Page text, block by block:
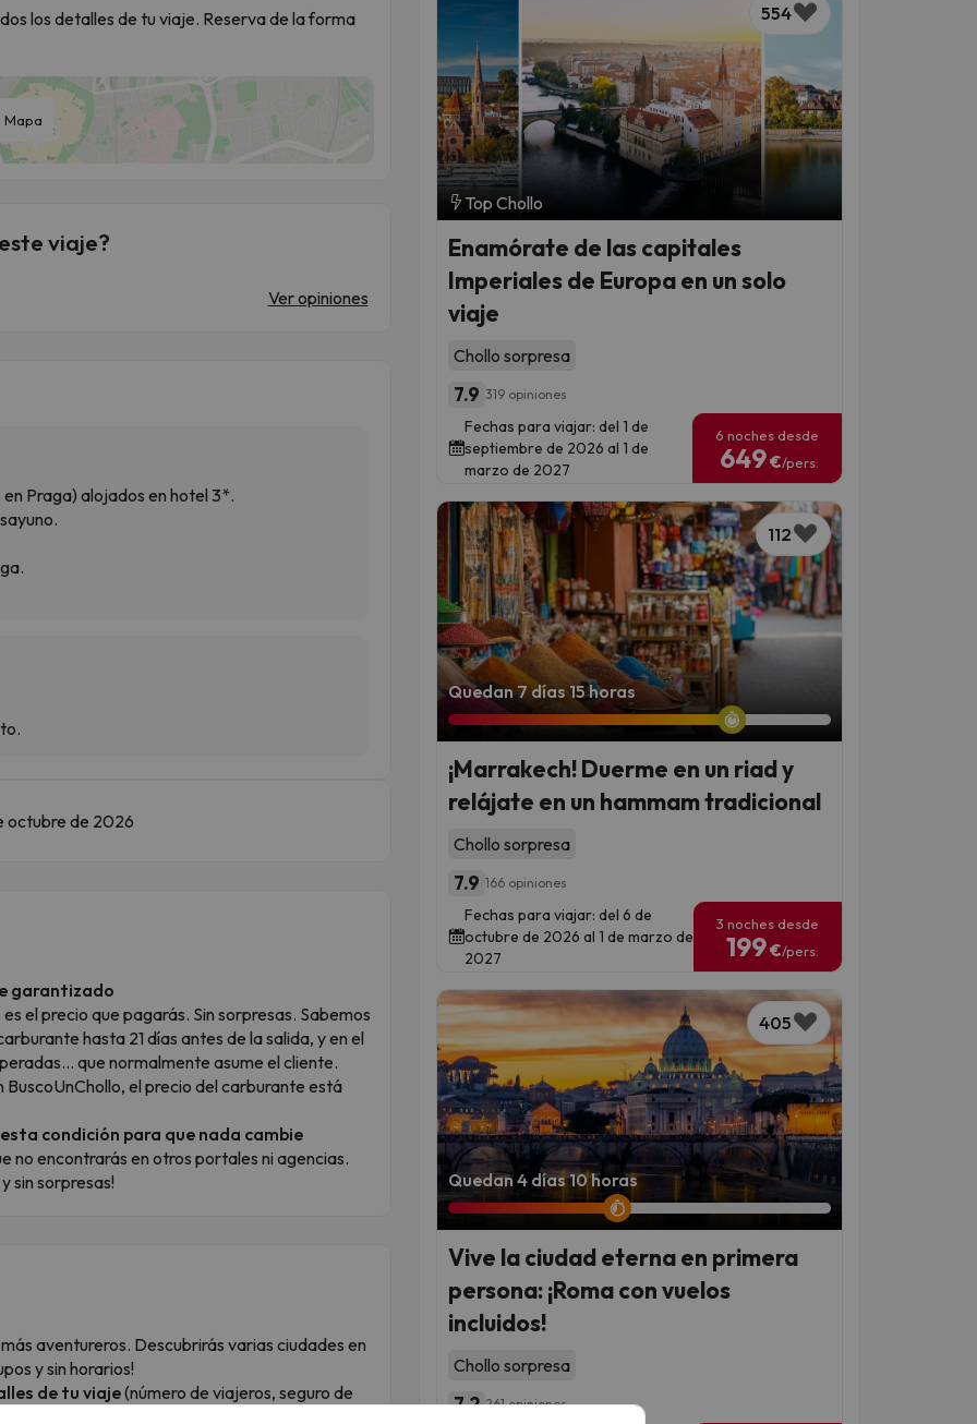
los detalles de tu viaje. Reserva de la forma
Mapa
viaje?
Ver opiniones
Praga) alojados en hotel 3*.
octubre de 2026
garantizado
el precio que pagarás. Sin sorpresas. Sabemos
hasta 21 días antes de la salida, y en el
que normalmente asume el cliente.
el precio del carburante está
condición para que nada cambie
no encontrarás en otros portales ni agencias.
sin sorpresas!
aventureros. Descubrirás varias ciudades en
y sin horarios!
de tu viaje(número de viajeros, seguro de
554
Top Chollo
Enamórate de las capitales
Imperiales de Europa en un solo
viaje
Chollo sorpresa
7.9 319 opiniones
Fechas para viajar: del 1 de
septiembre de 2026 al 1 de
marzo de 2027
6 noches desde
649€/pers.
112
Quedan 7 días 15 horas
¡Marrakech! Duerme en un riad y
relájate en un hammam tradicional
Chollo sorpresa
7.9 166 opiniones
Fechas para viajar: del 6 de
octubre de 2026 al 1 de marzo de
2027
3 noches desde
199€/pers.
405
Quedan 4 días 10 horas
Vive la ciudad eterna en primera
persona: ¡Roma con vuelos
incluidos!
Chollo sorpresa
7.2 261 opiniones